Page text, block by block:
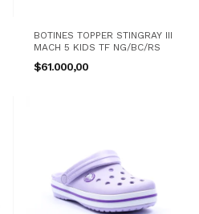
BOTINES TOPPER STINGRAY III
MACH 5 KIDS TF NG/BC/RS
$61.000,00